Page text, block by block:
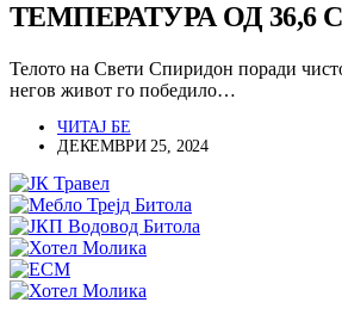
ТЕМПЕРАТУРА ОД 36,6
Телото на Свети Спиридон поради
негов живот го победило…
ЧИТАЈ БЕ
ДЕКЕМВРИ 25, 2024